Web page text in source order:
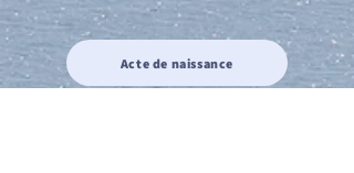
Acte de naissance